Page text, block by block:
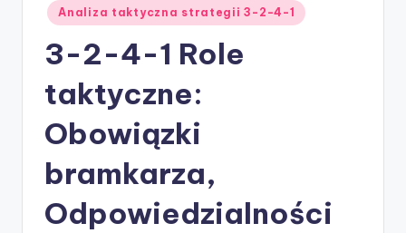
Posted
in
Analiza taktyczna strategii 3-2-4-1
3-2-4-1 Role
taktyczne:
Obowiązki
bramkarza,
Odpowiedzialności